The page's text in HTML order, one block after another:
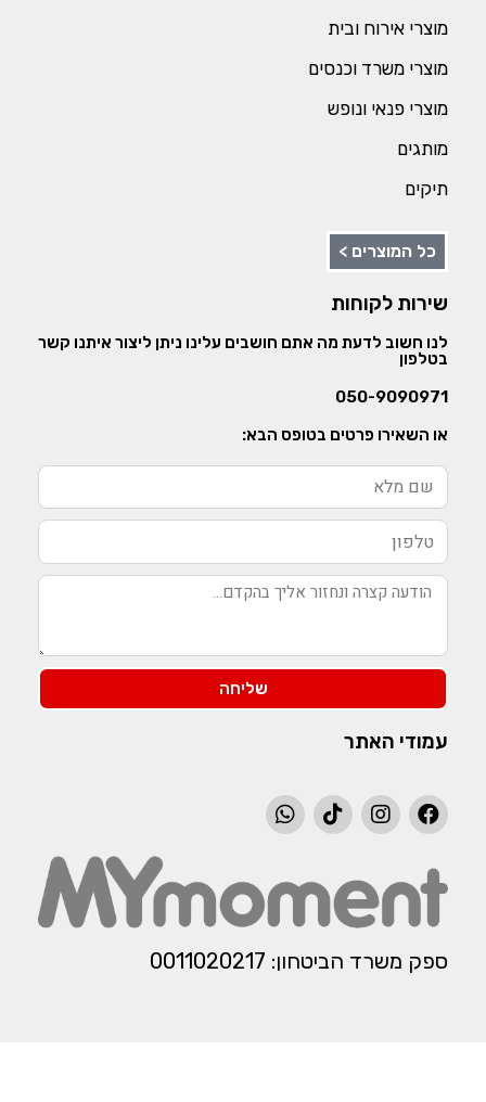
מוצרי אירוח ובית
מוצרי משרד וכנסים
מוצרי פנאי ונופש
מותגים
תיקים
כל המוצרים >
שירות לקוחות
לנו חשוב לדעת מה אתם חושבים עלינו ניתן ליצור איתנו קשר
בטלפון
050-9090971
או השאירו פרטים בטופס הבא:
שליחה
עמודי האתר
ספק משרד הביטחון: 0011020217​​